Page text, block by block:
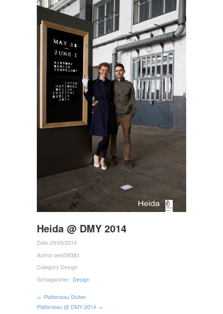
Heida @ DMY 2014
Date:29/05/2014
Author:web59383
Category:Design
Schlagwörter: Design
← Plattenbau Stufen
Plattenbau @ DMY 2014 →